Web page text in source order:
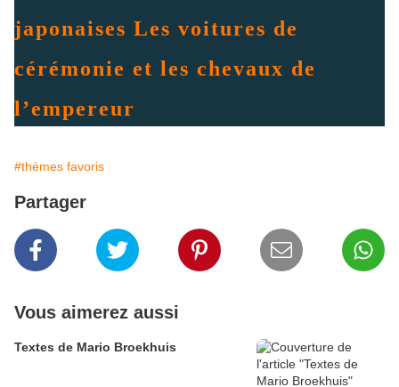
japonaises Les voitures de
cérémonie et les chevaux de
l’empereur
#thèmes favoris
Partager
Vous aimerez aussi
Textes de Mario Broekhuis